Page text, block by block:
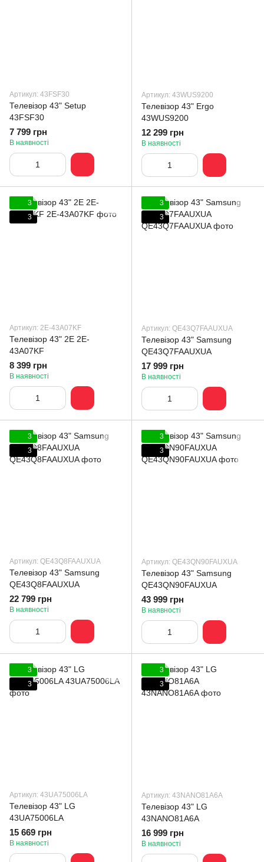
Артикул: 43FSF30
Телевізор 43" Setup
43FSF30
7 799 грн
В наявності
Артикул: 43WUS9200
Телевізор 43" Ergo
43WUS9200
12 299 грн
В наявності
3
3
Артикул: 2E-43A07KF
Телевізор 43" 2E 2E-
43A07KF
8 399 грн
В наявності
3
3
Артикул: QE43Q7FAAUXUA
Телевізор 43" Samsung
QE43Q7FAAUXUA
17 999 грн
В наявності
3
3
Артикул: QE43Q8FAAUXUA
Телевізор 43" Samsung
QE43Q8FAAUXUA
22 799 грн
В наявності
3
3
Артикул: QE43QN90FAUXUA
Телевізор 43" Samsung
QE43QN90FAUXUA
43 999 грн
В наявності
3
3
Артикул: 43UA75006LA
Телевізор 43" LG
43UA75006LA
15 669 грн
В наявності
3
3
Артикул: 43NANO81A6A
Телевізор 43" LG
43NANO81A6A
16 999 грн
В наявності